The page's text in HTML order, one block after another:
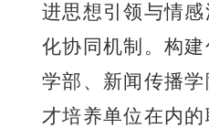
进思想引领与情
化协同机制。构
学部、新闻传播
才培养单位在内